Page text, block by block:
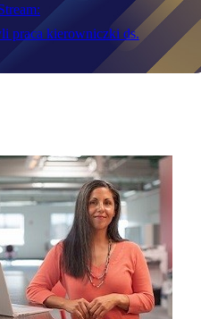
praca kierowniczki ds.